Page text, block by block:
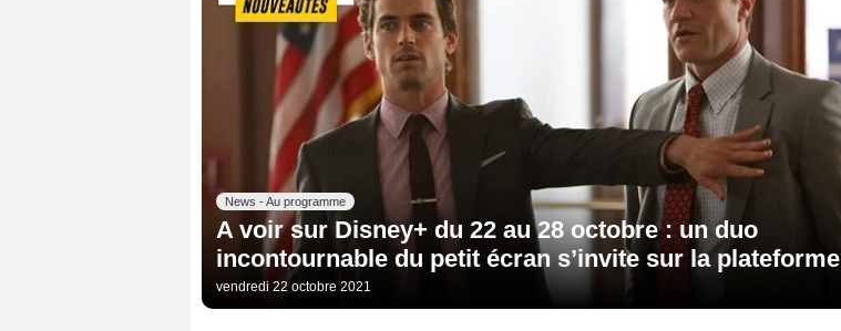
News - Au programme
A voir sur Disney+ du 22 au 28 octobre : un duo
incontournable du petit écran s’invite sur la plateforme
vendredi 22 octobre 2021